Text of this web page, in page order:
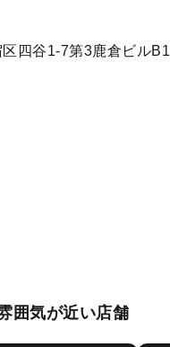
四谷1-7第3鹿倉ビルB1
囲気が近い店舗